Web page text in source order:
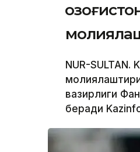
NUR-
вазирлиги
беради